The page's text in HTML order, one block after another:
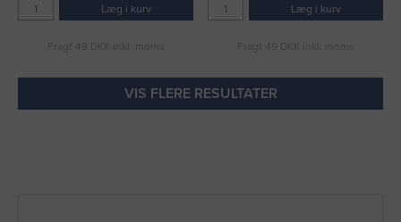
Læg i kurv
Fragt 49 DKK inkl. moms
Læg i kurv
Fragt 49 DKK inkl. moms
VIS FLERE RESULTATER